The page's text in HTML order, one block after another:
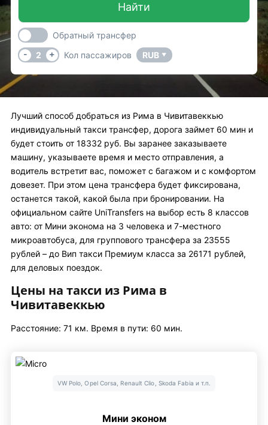
Найти
Обратный трансфер
-
2 + Кол пассажиров RUB ▼
Лучший способ добраться из Рима в Чивитавеккью
индивидуальный такси трансфер, дорога займет 60 мин и
будет стоить от 18332 руб. Вы заранее заказываете
машину, указываете время и место отправления, а
водитель встретит вас, поможет с багажом и с комфортом
довезет. При этом цена трансфера будет фиксирована,
останется такой, какой была при бронировании. На
официальном сайте UniTransfers на выбор есть 8 классов
авто: от Мини эконома на 3 человека и 7-местного
микроавтобуса, для группового трансфера за 23555
рублей – до Вип такси Премиум класса за 26171 рублей,
для деловых поездок.
Цены на такси из Рима в
Чивитавеккью
Расстояние: 71 км. Время в пути: 60 мин.
VW Polo, Opel Corsa, Renault Clio, Skoda Fabia и т.п.
Мини эконом